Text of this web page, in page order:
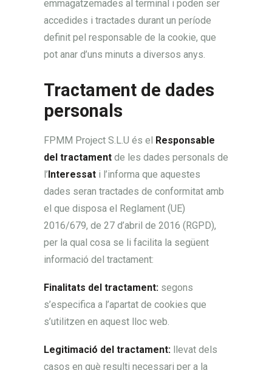
emmagatzemades al terminal i poden ser
accedides i tractades durant un període
definit pel responsable de la cookie, que
pot anar d’uns minuts a diversos anys.
Tractament de dades
personals
FPMM Project S.L.U és el Responsable
del tractament de les dades personals de
l’Interessat i l’informa que aquestes
dades seran tractades de conformitat amb
el que disposa el Reglament (UE)
2016/679, de 27 d’abril de 2016 (RGPD),
per la qual cosa se li facilita la següent
informació del tractament:
Finalitats del tractament: segons
s’especifica a l’apartat de cookies que
s’utilitzen en aquest lloc web.
Legitimació del tractament: llevat dels
casos en què resulti necessari per a la